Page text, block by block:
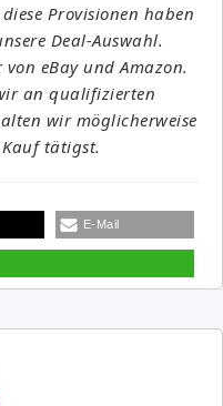
Provisionen haben
Deal-Auswahl.
eBay und Amazon.
an qualifizierten
wir möglicherweise
tätigst.
E-Mail